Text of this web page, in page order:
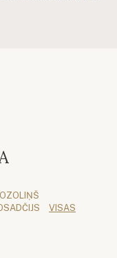
VISAS